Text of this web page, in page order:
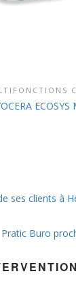
CE
ses clients à
Pratic Buro